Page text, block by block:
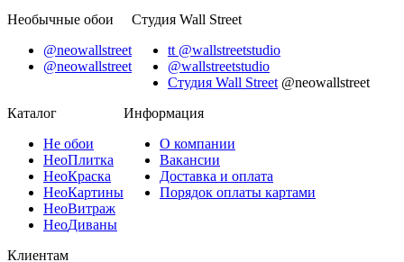
Необычные обои
@neowallstreet
@neowallstreet
Студия Wall Street
tt @wallstreetstudio
@wallstreetstudio
Студия Wall Street @neowallstreet
Каталог
Не обои
НеоПлитка
НеоКраска
НеоКартины
НеоВитраж
НеоДиваны
Информация
О компании
Вакансии
Доставка и оплата
Порядок оплаты картами
Клиентам